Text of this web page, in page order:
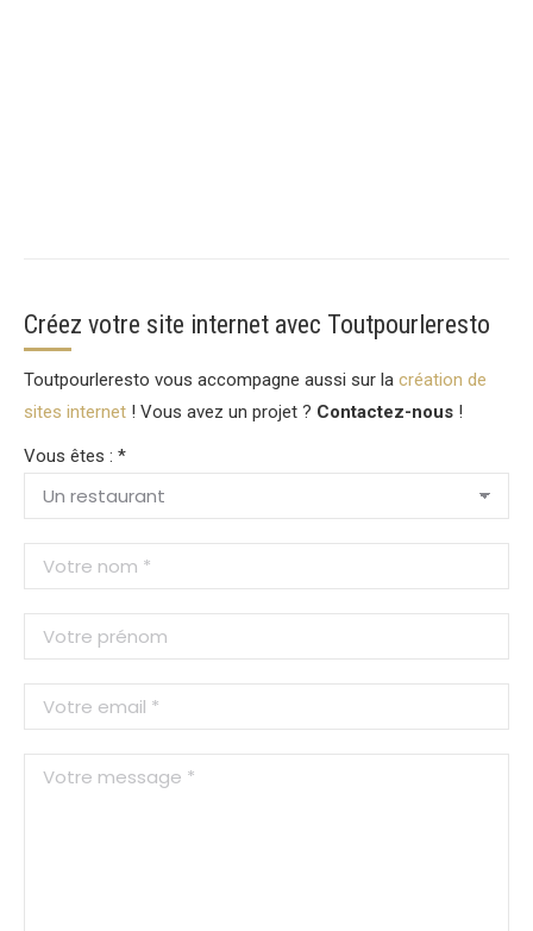
Créez votre site internet avec Toutpourleresto
Toutpourleresto vous accompagne aussi sur la création de
sites internet ! Vous avez un projet ? Contactez-nous !
Vous êtes : *